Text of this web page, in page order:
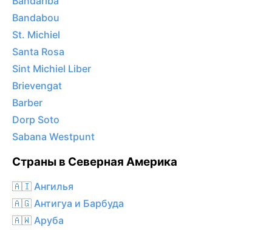
Bandabou
St. Michiel
Santa Rosa
Sint Michiel Liber
Brievengat
Barber
Dorp Soto
Sabana Westpunt
Страны в Северная Америка
🇦🇮 Ангилья
🇦🇬 Антигуа и Барбуда
🇦🇼 Аруба